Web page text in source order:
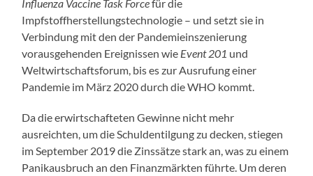
Influenza Vaccine Task Forcefür die
Impfstoffherstellungstechnologie – und setzt sie in
Verbindung mit den der Pandemieinszenierung
vorausgehenden Ereignissen wie Event 201 und
Weltwirtschaftsforum, bis es zur Ausrufung einer
Pandemie im März 2020 durch die WHO kommt.
Da die erwirtschafteten Gewinne nicht mehr
ausreichten, um die Schuldentilgung zu decken, stiegen
im September 2019 die Zinssätze stark an, was zu einem
Panikausbruch an den Finanzmärkten führte. Um deren